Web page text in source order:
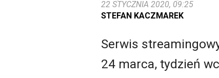
22 STYCZNIA 2020, 09:25
STEFAN KACZMAREK
Serwis
24 marca, tydzień